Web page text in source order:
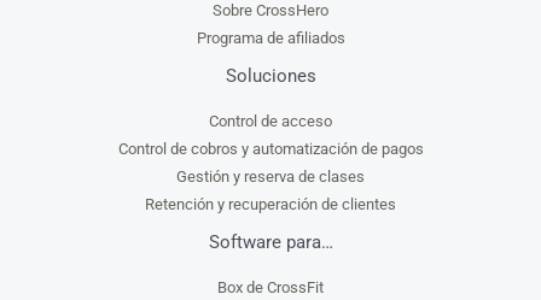
Sobre CrossHero
Programa de afiliados
Soluciones
Control de acceso
Control de cobros y automatización de pagos
Gestión y reserva de clases
Retención y recuperación de clientes
Software para…
Box de CrossFit